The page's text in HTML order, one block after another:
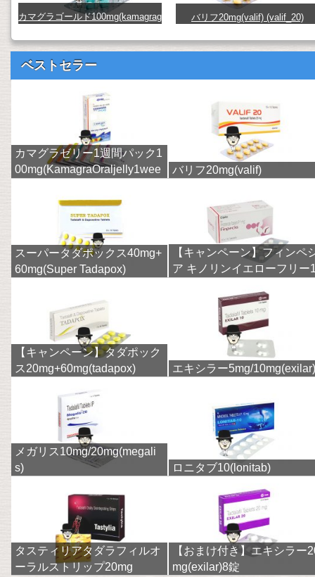
カマグラゴールド100mg(kamagrag
バリフ20mg(valif) (valif_20)
ベストセラー
カマグラゼリー1週間パック1
00mg(KamagraOraljelly1wee
バリフ20mg(valif)
スーパータダポックス40mg+
60mg(Super Tadapox)
【キャンペーン】フィンペ
ア キノリンイエローフリー
【キャンペーン】タダポック
ス20mg+60mg(tadapox)
エキシラー5mg/10mg(exilar)
メガリス10mg/20mg(megali
s)
ロニタブ10(lonitab)
タスティリアタダラフィルオ
ーラルストリップ20mg
【おまけ付き】エキシラー
mg(exilar)8錠